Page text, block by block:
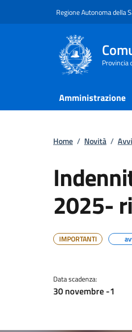
Regione Autonoma della
Provincia
Amministrazione
Home / Novità /
2025-
IMPORTANTI
Data scadenza:
30 novembre -1